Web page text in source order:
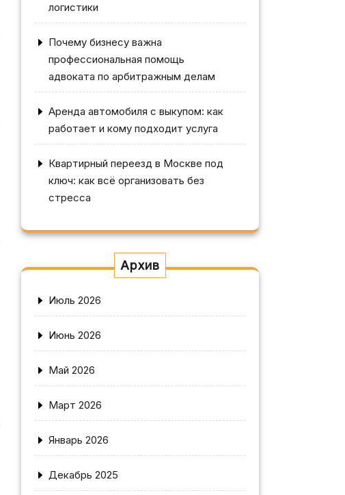
логистики
Почему бизнесу важна
профессиональная помощь
адвоката по арбитражным делам
Аренда автомобиля с выкупом: как
работает и кому подходит услуга
Квартирный переезд в Москве под
ключ: как всё организовать без
стресса
Архив
Июль 2026
Июнь 2026
Май 2026
Март 2026
Январь 2026
Декабрь 2025